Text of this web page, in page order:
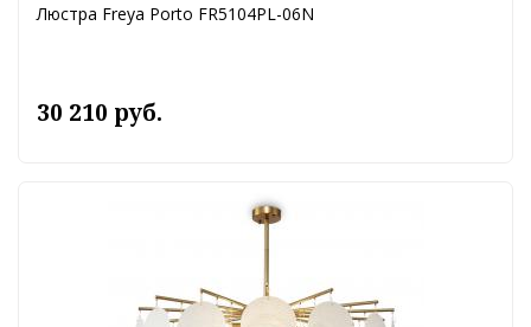
Люстра Freya Porto FR5104PL-06N
30 210 руб.